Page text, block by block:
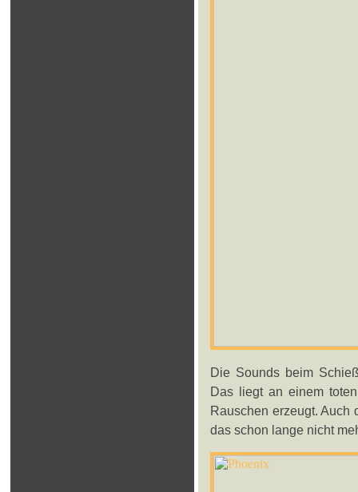
Die Sounds beim
Das liegt an einem
Rauschen erzeugt. Auch
das schon lange nicht